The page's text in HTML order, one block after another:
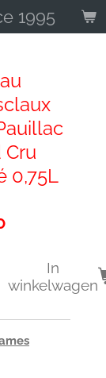
1995
Cru
0,75L
In
winkelwagen